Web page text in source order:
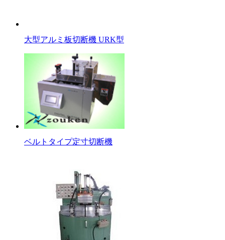
大型アルミ板切断機 URK型
ベルトタイプ定寸切断機